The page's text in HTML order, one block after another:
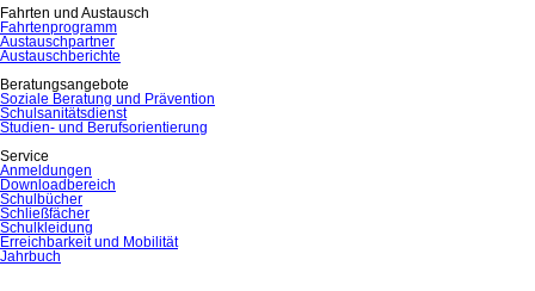
Fahrten und Austausch
Fahrtenprogramm
Austauschpartner
Austauschberichte
Beratungsangebote
Soziale Beratung und Prävention
Schulsanitätsdienst
Studien- und Berufsorientierung
Service
Anmeldungen
Downloadbereich
Schulbücher
Schließfächer
Schulkleidung
Erreichbarkeit und Mobilität
Jahrbuch